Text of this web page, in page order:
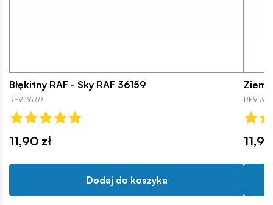
Błękitny RAF - Sky RAF 36159
REV-36159
11,90 zł
Dodaj do koszyka
REV-